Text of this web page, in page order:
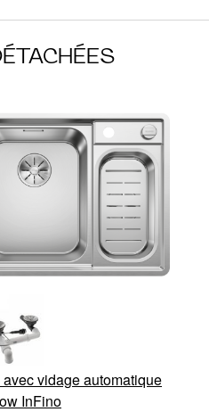
vidage automatique
InFino